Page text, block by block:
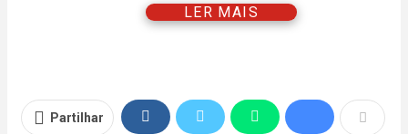
Na capa de OPaís, lemos que, “MAT pretende resgatar
e “EUA consideram Angola parceiro apto para relações de
LER MAIS
Partilhar